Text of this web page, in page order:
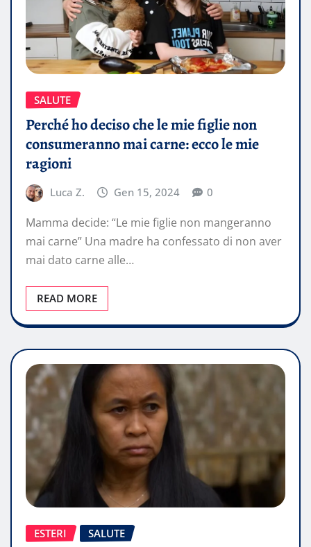
SALUTE
Perché ho deciso che le mie figlie non
consumeranno mai carne: ecco le mie
ragioni
Luca Z. Gen 15, 2024 0
Mamma decide: “Le mie figlie non mangeranno
mai carne” Una madre ha confessato di non aver
mai dato carne alle…
READ MORE
ESTERI SALUTE